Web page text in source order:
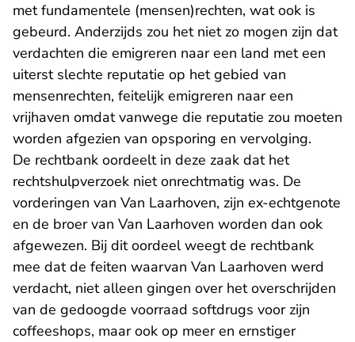
met fundamentele (mensen)rechten, wat ook is
gebeurd. Anderzijds zou het niet zo mogen zijn dat
verdachten die emigreren naar een land met een
uiterst slechte reputatie op het gebied van
mensenrechten, feitelijk emigreren naar een
vrijhaven omdat vanwege die reputatie zou moeten
worden afgezien van opsporing en vervolging.
De rechtbank oordeelt in deze zaak dat het
rechtshulpverzoek niet onrechtmatig was. De
vorderingen van Van Laarhoven, zijn ex-echtgenote
en de broer van Van Laarhoven worden dan ook
afgewezen. Bij dit oordeel weegt de rechtbank
mee dat de feiten waarvan Van Laarhoven werd
verdacht, niet alleen gingen over het overschrijden
van de gedoogde voorraad softdrugs voor zijn
coffeeshops, maar ook op meer en ernstiger